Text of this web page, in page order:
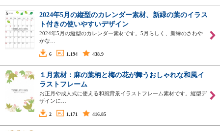
2024年5月の縦型のカレンダー素材、新緑の葉のイラス
ト付きの使いやすいデザイン
2024年5月の縦型のカレンダー素材です。5月らしく、新緑のさわや
かな…
6 1,194 438.9
１月素材：麻の葉柄と梅の花が舞うおしゃれな和風イ
ラストフレーム
お正月や成人式に使える和風背景イラストフレーム素材です。縦型デ
ザインに…
2 1,171 416.85